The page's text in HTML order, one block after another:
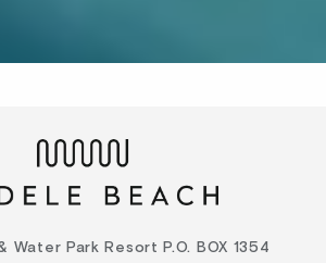
Water Park Resort P.O. BOX 1354